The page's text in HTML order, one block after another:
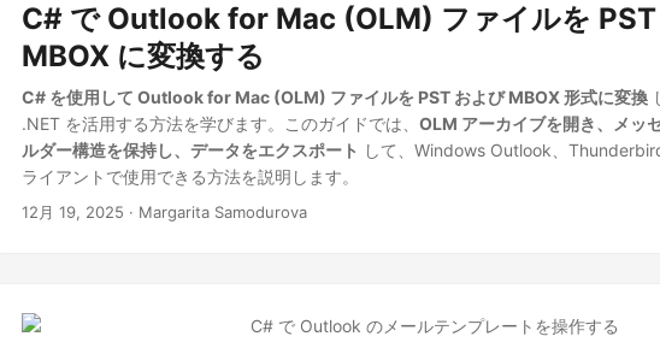
C# で Outlook for Mac (OLM) ファイルを
MBOX に変換する
C# を使用して Outlook for Mac (OLM) ファイルを PST および MBOX 形式に変換
.NET を活用する方法を学びます。このガイドでは、 OLM アーカイブを開き、メッ
ルダー構造を保持し、データをエクスポート して、Windows Outlook、
ライアントで使用できる方法を説明します。
12月 19, 2025 · Margarita Samodurova